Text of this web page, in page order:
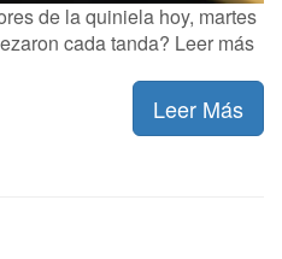
de la quiniela hoy, martes
cada tanda? Leer más
Leer Más